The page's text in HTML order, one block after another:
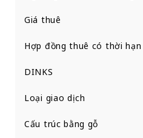
Giá thuê
Hợp đồng thuê có thời hạn
DINKS
Loại giao dịch
Cấu trúc bằng gỗ